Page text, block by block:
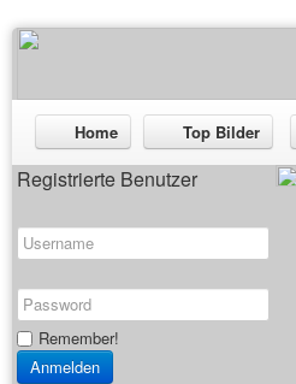
Home Top Bilder
Registrierte Benutzer
Remember!